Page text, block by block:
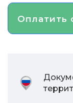
Оплатить